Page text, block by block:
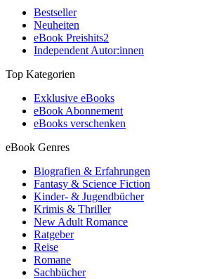
Bestseller
Neuheiten
eBook Preishits2
Independent Autor:innen
Top Kategorien
Exklusive eBooks
eBook Abonnement
eBooks verschenken
eBook Genres
Biografien & Erfahrungen
Fantasy & Science Fiction
Kinder- & Jugendbücher
Krimis & Thriller
New Adult Romance
Ratgeber
Reise
Romane
Sachbücher